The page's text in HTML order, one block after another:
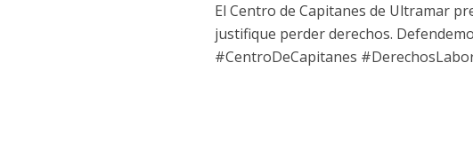
El Centro de Capitanes de Ultramar
justifique perder derechos.
#CentroDeCapitanes